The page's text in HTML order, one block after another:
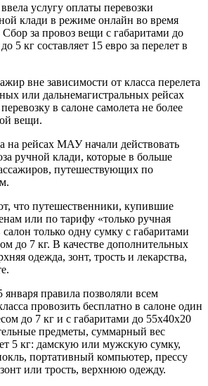
услугу оплаты перевозки
клади в режиме онлайн во время
за провоз вещи с габаритами до
5 кг составляет 15 евро за перелет в
вне зависимости от класса перелета
или дальнемагистральных рейсах
в салоне самолета не более
вещи.
на рейсах МАУ начали действовать
ручной клади, которые в больше
путешествующих по
что путешественники, купившие
или по тарифу «только ручная
салон только одну сумку с габаритами
до 7 кг. В качестве дополнительных
одежда, зонт, трость и лекарства,
правила позволяли всем
провозить бесплатно в салоне один
до 7 кг и с габаритами до 55х40х20
предметы, суммарный вес
5 кг: дамскую или мужскую сумку,
портативный компьютер, прессу
или трость, верхнюю одежду.